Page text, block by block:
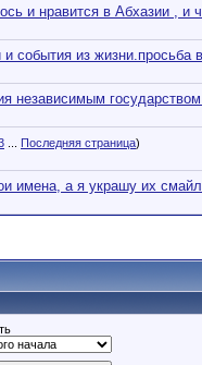
и нравится в Абхазии , и
из жизни.просьба
независимым
Последняя страница)
имена, а я украшу их